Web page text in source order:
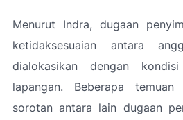
Menurut Indra, dugaan
ketidaksesuaian antara
dialokasikan dengan
lapangan. Beberapa
sorotan antara lain dugaan